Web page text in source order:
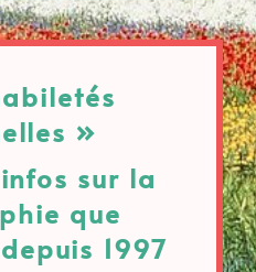
»
sur la
que
1997